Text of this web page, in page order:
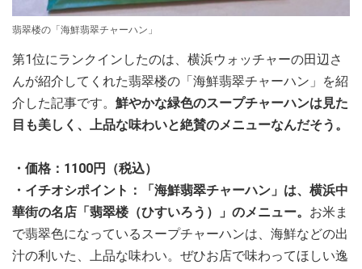
翡翠楼の「海鮮翡翠チャーハン」
第1位にランクインしたのは、横浜ウォッチャーの田辺さ
んが紹介してくれた翡翠楼の「海鮮翡翠チャーハン」を紹
介した記事です。 鮮やかな緑色のスープチャーハンは見た
目も美しく、上品な味わいと絶賛のメニューなんだそう。
・価格：1100円（税込）
・イチオシポイント：「海鮮翡翠チャーハン」は、横浜中
華街の名店「翡翠楼（ひすいろう）」のメニュー。 お米ま
で翡翠色になっているスープチャーハンは、海鮮などの出
汁の利いた、上品な味わい。ぜひお店で味わってほしい逸